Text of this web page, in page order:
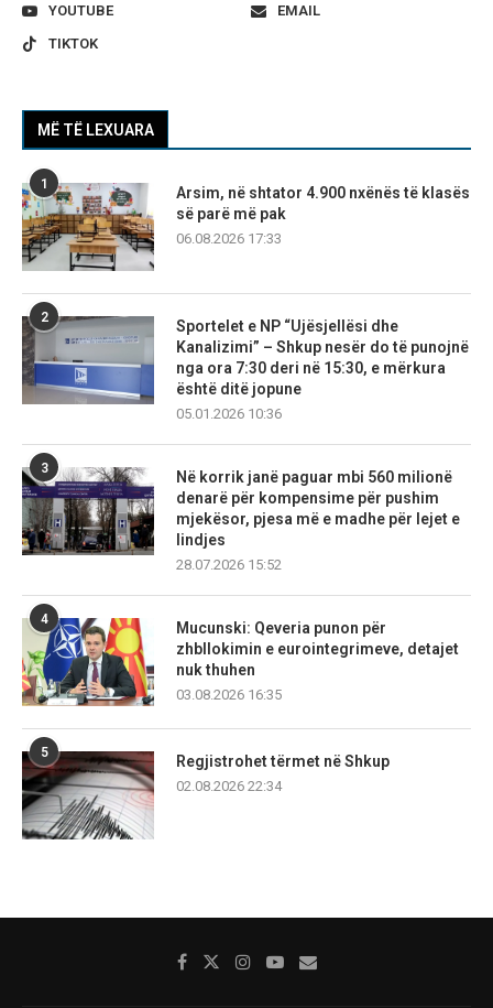
YOUTUBE
EMAIL
TIKTOK
MË TË LEXUARA
1
Arsim, në shtator 4.900 nxënës të klasës
së parë më pak
06.08.2026 17:33
2
Sportelet e NP “Ujësjellësi dhe
Kanalizimi” – Shkup nesër do të punojnë
nga ora 7:30 deri në 15:30, e mërkura
është ditë jopune
05.01.2026 10:36
3
Në korrik janë paguar mbi 560 milionë
denarë për kompensime për pushim
mjekësor, pjesa më e madhe për lejet e
lindjes
28.07.2026 15:52
4
Mucunski: Qeveria punon për
zhbllokimin e eurointegrimeve, detajet
nuk thuhen
03.08.2026 16:35
5
Regjistrohet tërmet në Shkup
02.08.2026 22:34